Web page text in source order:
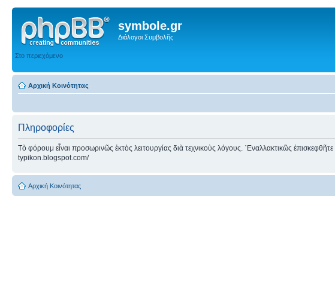
symbole.gr
Διάλογοι Συμβολῆς
Στο περιεχόμενο
Αρχική Κοινότητας
Πληροφορίες
Τὸ φόρουμ εἶναι προσωρινῶς ἐκτὸς λειτουργίας διὰ τεχνικοὺς λόγους. ᾿Εναλλακτικῶς
typikon.blogspot.com/
Αρχική Κοινότητας